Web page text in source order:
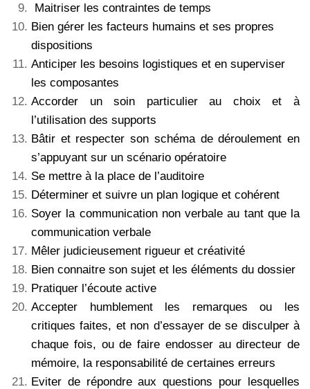
Maitriser les contraintes de temps
Bien gérer les facteurs humains et ses propres
dispositions
Anticiper les besoins logistiques et en superviser
les composantes
Accorder un soin particulier au choix et à
l’utilisation des supports
Bâtir et respecter son schéma de déroulement en
s’appuyant sur un scénario opératoire
Se mettre à la place de l’auditoire
Déterminer et suivre un plan logique et cohérent
Soyer la communication non verbale au tant que la
communication verbale
Mêler judicieusement rigueur et créativité
Bien connaitre son sujet et les éléments du dossier
Pratiquer l’écoute active
Accepter humblement les remarques ou les
critiques faites, et non d’essayer de se disculper à
chaque fois, ou de faire endosser au directeur de
mémoire, la responsabilité de certaines erreurs
Eviter de répondre aux questions pour lesquelles